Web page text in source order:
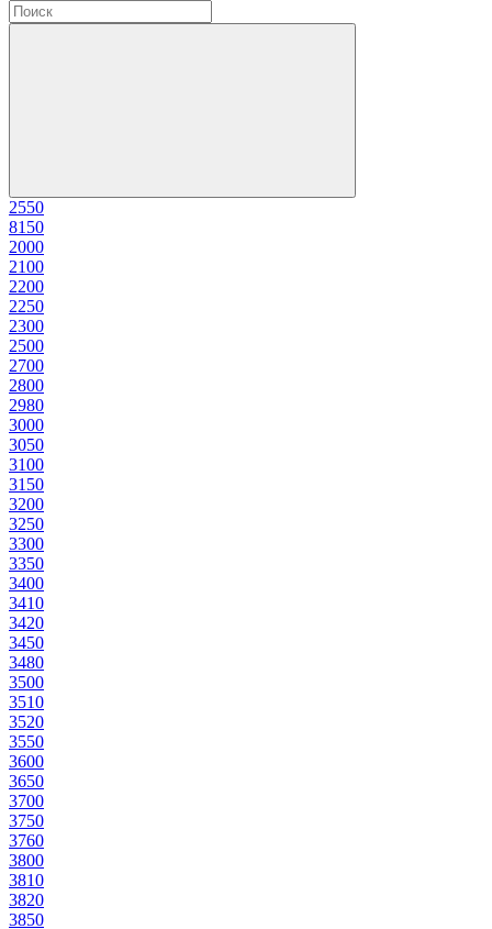
2550
8150
2000
2100
2200
2250
2300
2500
2700
2800
2980
3000
3050
3100
3150
3200
3250
3300
3350
3400
3410
3420
3450
3480
3500
3510
3520
3550
3600
3650
3700
3750
3760
3800
3810
3820
3850